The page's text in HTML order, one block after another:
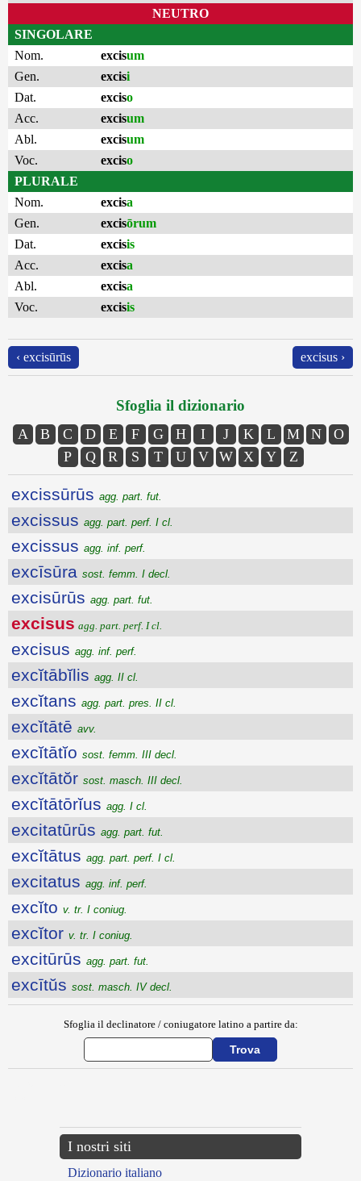
NEUTRO
SINGOLARE
Nom.
excisum
Gen.
excisi
Dat.
exciso
Acc.
excisum
Abl.
excisum
Voc.
exciso
PLURALE
Nom.
excisa
Gen.
excisōrum
Dat.
excisis
Acc.
excisa
Abl.
excisa
Voc.
excisis
‹ excisūrūs excisus ›
Sfoglia il dizionario
A B C D E F G H I J K L M N
O
P
Q R S T U V W X Y Z
excissūrūs agg. part. fut.
excissus agg. part. perf. I cl.
excissus agg. inf. perf.
excīsūra sost. femm. I decl.
excisūrūs agg. part. fut.
excisus agg. part. perf. I cl.
excisus agg. inf. perf.
excĭtābĭlis agg. II cl.
excĭtans agg. part. pres. II cl.
excĭtātē avv.
excĭtātĭo sost. femm. III decl.
excĭtātŏr sost. masch. III decl.
excĭtātōrĭus agg. I cl.
excitatūrūs agg. part. fut.
excĭtātus agg. part. perf. I cl.
excitatus agg. inf. perf.
excĭto v. tr. I coniug.
excĭtor v. tr. I coniug.
excitūrūs agg. part. fut.
excītŭs sost. masch. IV decl.
Sfoglia il declinatore / coniugatore latino a partire da:
I nostri siti
Dizionario italiano